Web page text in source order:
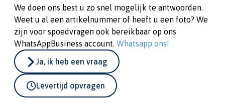
We doen ons best u zo snel mogelijk te antwoorden.
Weet u al een artikelnummer of heeft u een foto? We
zijn voor spoedvragen ook bereikbaar op ons
WhatsAppBusiness account. Whatsapp ons!
Ja, ik heb een vraag
Levertijd opvragen